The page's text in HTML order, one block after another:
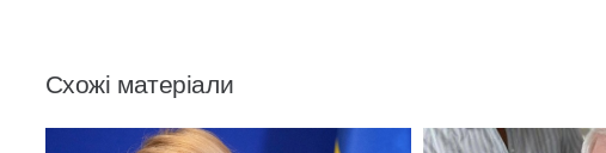
Схожі матеріали